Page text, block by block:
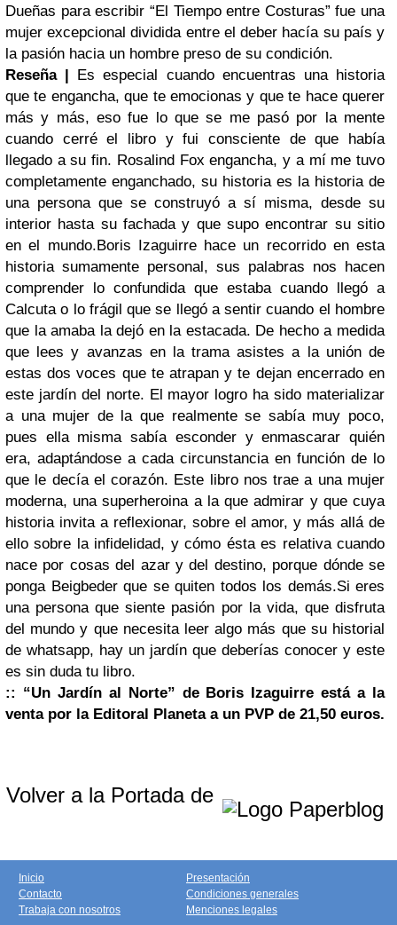
Dueñas para escribir “El Tiempo entre Costuras” fue una
mujer excepcional dividida entre el deber hacía su país y
la pasión hacia un hombre preso de su condición.
Reseña | Es especial cuando encuentras una historia
que te engancha, que te emocionas y que te hace querer
más y más, eso fue lo que se me pasó por la mente
cuando cerré el libro y fui consciente de que había
llegado a su fin. Rosalind Fox engancha, y a mí me tuvo
completamente enganchado, su historia es la historia de
una persona que se construyó a sí misma, desde su
interior hasta su fachada y que supo encontrar su sitio
en el mundo.Boris Izaguirre hace un recorrido en esta
historia sumamente personal, sus palabras nos hacen
comprender lo confundida que estaba cuando llegó a
Calcuta o lo frágil que se llegó a sentir cuando el hombre
que la amaba la dejó en la estacada. De hecho a medida
que lees y avanzas en la trama asistes a la unión de
estas dos voces que te atrapan y te dejan encerrado en
este jardín del norte. El mayor logro ha sido materializar
a una mujer de la que realmente se sabía muy poco,
pues ella misma sabía esconder y enmascarar quién
era, adaptándose a cada circunstancia en función de lo
que le decía el corazón. Este libro nos trae a una mujer
moderna, una superheroina a la que admirar y que cuya
historia invita a reflexionar, sobre el amor, y más allá de
ello sobre la infidelidad, y cómo ésta es relativa cuando
nace por cosas del azar y del destino, porque dónde se
ponga Beigbeder que se quiten todos los demás.Si eres
una persona que siente pasión por la vida, que disfruta
del mundo y que necesita leer algo más que su historial
de whatsapp, hay un jardín que deberías conocer y este
es sin duda tu libro.
:: “Un Jardín al Norte” de Boris Izaguirre está a la
venta por la Editoral Planeta a un PVP de 21,50 euros.
Volver a la Portada de
Inicio
Contacto
Trabaja con nosotros
Presentación
Condiciones generales
Menciones legales